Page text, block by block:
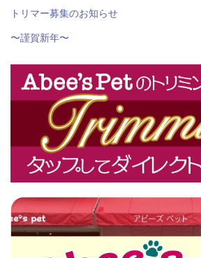
トリマー募集のお知らせ
〜謹賀新年〜